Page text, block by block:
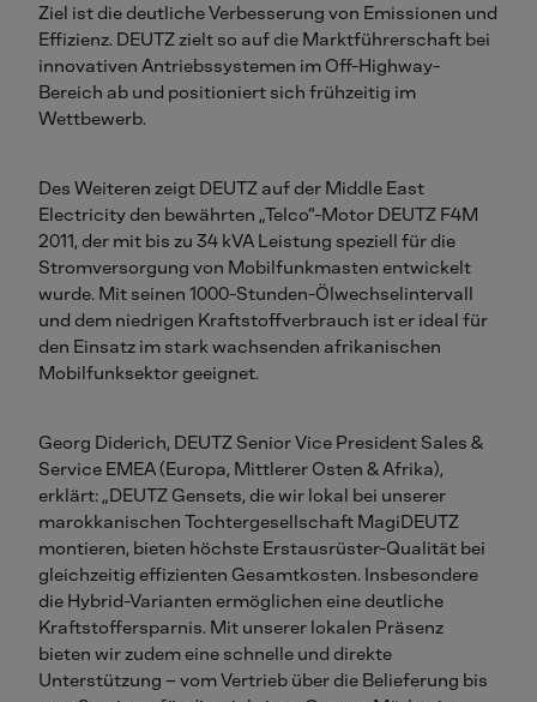
Ziel ist die deutliche Verbesserung von Emissionen und
Effizienz. DEUTZ zielt so auf die Marktführerschaft bei
innovativen Antriebssystemen im Off-Highway-
Bereich ab und positioniert sich frühzeitig im
Wettbewerb.
Des Weiteren zeigt DEUTZ auf der Middle East
Electricity den bewährten „Telco“-Motor DEUTZ F4M
2011, der mit bis zu 34 kVA Leistung speziell für die
Stromversorgung von Mobilfunkmasten entwickelt
wurde. Mit seinen 1000-Stunden-Ölwechselintervall
und dem niedrigen Kraftstoffverbrauch ist er ideal für
den Einsatz im stark wachsenden afrikanischen
Mobilfunksektor geeignet.
Georg Diderich, DEUTZ Senior Vice President Sales &
Service EMEA (Europa, Mittlerer Osten & Afrika),
erklärt: „DEUTZ Gensets, die wir lokal bei unserer
marokkanischen Tochtergesellschaft MagiDEUTZ
montieren, bieten höchste Erstausrüster-Qualität bei
gleichzeitig effizienten Gesamtkosten. Insbesondere
die Hybrid-Varianten ermöglichen eine deutliche
Kraftstoffersparnis. Mit unserer lokalen Präsenz
bieten wir zudem eine schnelle und direkte
Unterstützung – vom Vertrieb über die Belieferung bis